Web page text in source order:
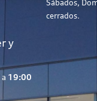
Sábados,
cerrados.
y
a 19:00